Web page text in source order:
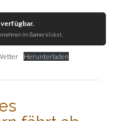
im Banner klickst.
Herunterladen